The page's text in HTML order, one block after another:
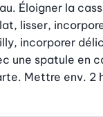
Éloigner la
lisser,
incorporer
une spatule en
Mettre env. 2